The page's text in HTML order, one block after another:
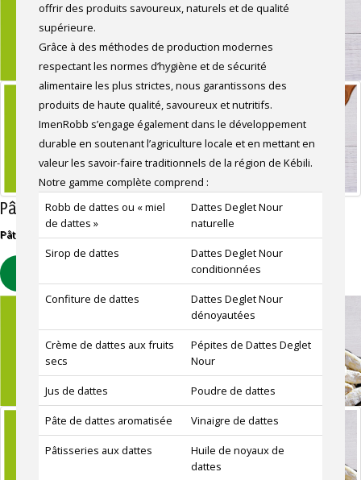
Pâte de dattes
Pâte de dattes extra 100% naturelles.
offrir des produits savoureux, naturels et de qualité
supérieure.
Grâce à des méthodes de production modernes
respectant les normes d’hygiène et de sécurité
alimentaire les plus strictes, nous garantissons des
produits de haute qualité, savoureux et nutritifs.
ImenRobb s’engage également dans le développement
durable en soutenant l’agriculture locale et en mettant en
valeur les savoir-faire traditionnels de la région de Kébili.
Notre gamme complète comprend :
Robb de dattes ou « miel
de dattes »
Dattes Deglet Nour
naturelle
Sirop de dattes
Dattes Deglet Nour
conditionnées
Confiture de dattes
Dattes Deglet Nour
dénoyautées
Crème de dattes aux fruits
secs
Pépites de Dattes Deglet
Nour
Jus de dattes Poudre de dattes
Pâte de dattes aromatisée Vinaigre de dattes
Pâtisseries aux dattes
Huile de noyaux de
dattes